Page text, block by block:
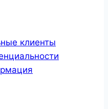
клиенты